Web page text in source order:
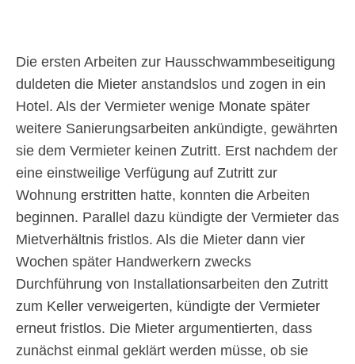
Die ersten Arbeiten zur Hausschwammbeseitigung
duldeten die Mieter anstandslos und zogen in ein
Hotel. Als der Vermieter wenige Monate später
weitere Sanierungsarbeiten ankündigte, gewährten
sie dem Vermieter keinen Zutritt. Erst nachdem der
eine einstweilige Verfügung auf Zutritt zur
Wohnung erstritten hatte, konnten die Arbeiten
beginnen. Parallel dazu kündigte der Vermieter das
Mietverhältnis fristlos. Als die Mieter dann vier
Wochen später Handwerkern zwecks
Durchführung von Installationsarbeiten den Zutritt
zum Keller verweigerten, kündigte der Vermieter
erneut fristlos. Die Mieter argumentierten, dass
zunächst einmal geklärt werden müsse, ob sie